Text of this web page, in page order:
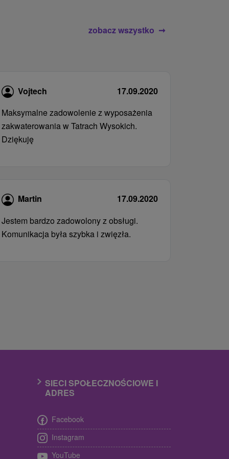
zobacz wszystko
Vojtech
17.09.2020
Maksymalne zadowolenie z wyposażenia
zakwaterowania w Tatrach Wysokich.
Dziękuję
Martin
17.09.2020
Jestem bardzo zadowolony z obsługi.
Komunikacja była szybka i zwięzła.
SIECI SPOŁECZNOŚCIOWE I
ADRES
Facebook
Instagram
YouTube